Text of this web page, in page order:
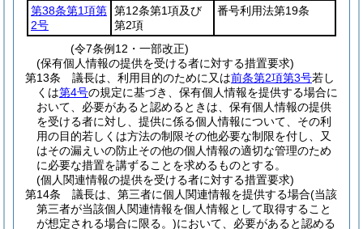
第38条第1項第
2号
第12条第1項及び
第2項
番号利用法第19条
(令7条例12・一部改正)
(保有個人情報の提供を受ける者に対する措置要求)
第13条
議長は、利用目的のために又は前条第2項第3号若し
くは第4号の規定に基づき、保有個人情報を提供する場合に
おいて、必要があると認めるときは、保有個人情報の提供
を受ける者に対し、提供に係る個人情報について、その利
用の目的若しくは方法の制限その他必要な制限を付し、又
はその漏えいの防止その他の個人情報の適切な管理のため
に必要な措置を講ずることを求めるものとする。
(個人関連情報の提供を受ける者に対する措置要求)
第14条
議長は、第三者に個人関連情報を提供する場合(当該
第三者が当該個人関連情報を個人情報として取得すること
が想定される場合に限る。)において、必要があると認める